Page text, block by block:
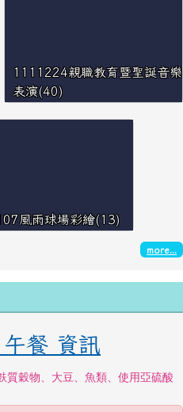
1111224親職教育暨聖誕音樂
表演(40)
風雨球場彩繪(13)
more...
餐 資訊
質穀物、大豆、魚類、使用亞硫酸